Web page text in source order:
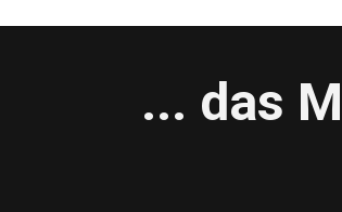
... das